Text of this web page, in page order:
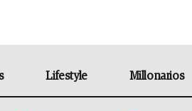
Lifestyle Millonarios